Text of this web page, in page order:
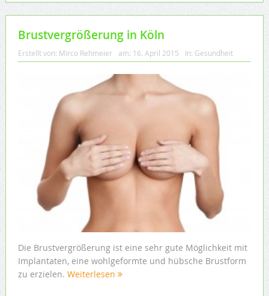
Brustvergrößerung in Köln
Erstellt von: Mirco Rehmeier am: 16. April 2015 In: Gesundheit
Die Brustvergrößerung ist eine sehr gute Möglichkeit mit
Implantaten, eine wohlgeformte und hübsche Brustform
zu erzielen. Weiterlesen